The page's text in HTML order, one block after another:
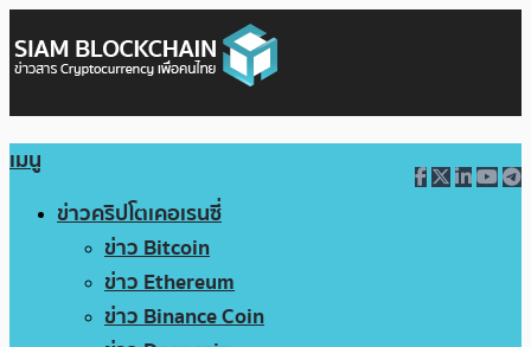
เมนู
ข่าวคริปโตเคอเรนซี่
ข่าว Bitcoin
ข่าว Ethereum
ข่าว Binance Coin